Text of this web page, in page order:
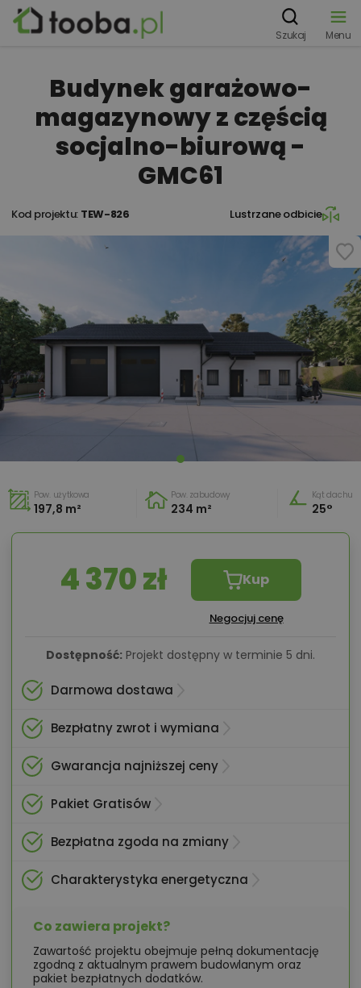
Szukaj Menu
Budynek garażowo-
magazynowy z częścią
socjalno-biurową -
GMC61
Kod projektu: TEW-826 Lustrzane odbicie
Pow. użytkowa
197,8 m²
Pow. zabudowy
234 m²
Kąt dachu
25°
4 370 zł Kup
Negocjuj cenę
Dostępność: Projekt dostępny w terminie 5 dni.
Darmowa dostawa
Bezpłatny zwrot i wymiana
Gwarancja najniższej ceny
Pakiet Gratisów
Bezpłatna zgoda na zmiany
Charakterystyka energetyczna
Co zawiera projekt?
Zawartość projektu obejmuje pełną dokumentację
zgodną z aktualnym prawem budowlanym oraz
pakiet bezpłatnych dodatków.